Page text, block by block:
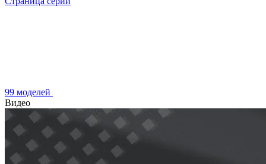
99 моделей
Видео